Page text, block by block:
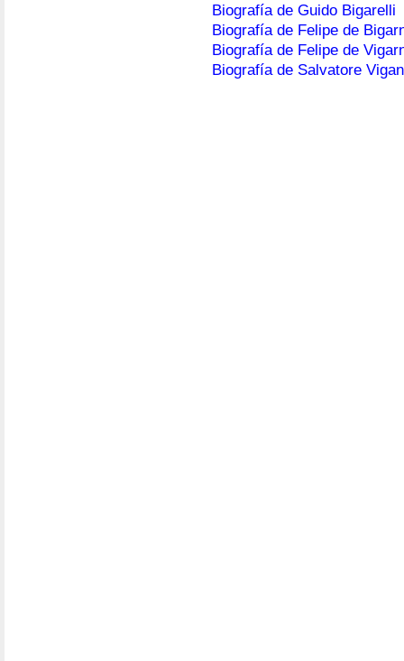
Biografía de Guido Bigarelli
Biografía de Felipe de
Biografía de Felipe de
Biografía de Salvatore